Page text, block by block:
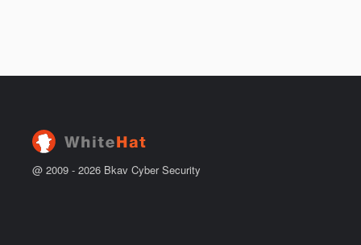
@ 2009 - 2026 Bkav Cyber Security